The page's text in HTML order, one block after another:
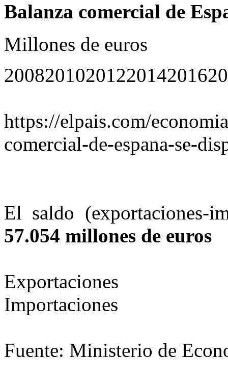
Balanza comercial de
Millones de euros
https://elpais.com/
comercial-de-espana-se-
El saldo (exportaciones-
57.054 millones de euros
Exportaciones
Importaciones
Fuente: Ministerio de